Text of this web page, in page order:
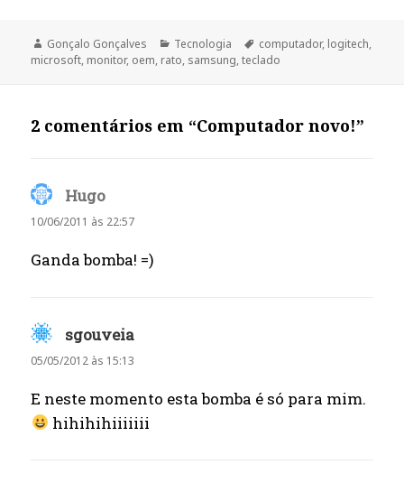
Autor
Gonçalo Gonçalves Categorias
Tecnologia Etiquetas
computador, logitech,
microsoft, monitor, oem, rato, samsung,teclado
2 comentários em “Computador novo!”
Hugo
10/06/2011 às 22:57
Ganda bomba! =)
sgouveia
05/05/2012 às 15:13
E neste momento esta bomba é só para mim.
hihihihiiiiiii